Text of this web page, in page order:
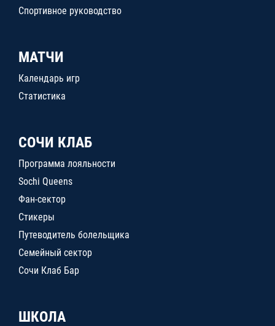
Спортивное руководство
МАТЧИ
Календарь игр
Статистика
СОЧИ КЛАБ
Программа лояльности
Sochi Queens
Фан-сектор
Стикеры
Путеводитель болельщика
Семейный сектор
Сочи Клаб Бар
ШКОЛА